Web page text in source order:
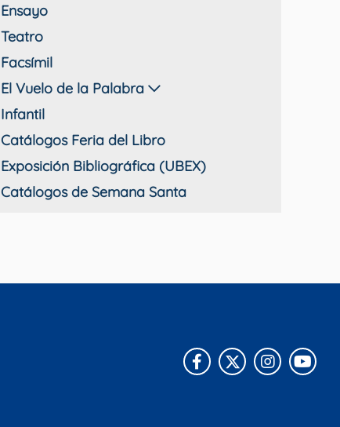
Ensayo
Teatro
Facsímil
El Vuelo de la Palabra
Infantil
Catálogos Feria del Libro
Exposición Bibliográfica (UBEX)
Catálogos de Semana Santa
Facebook
X